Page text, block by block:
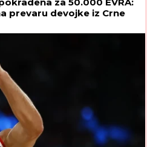
prevaru devojke iz Crne